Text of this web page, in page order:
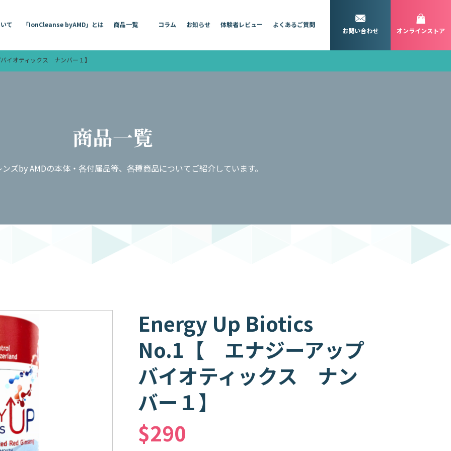
て 「IonCleanse byAMD」とは 商品一覧 コラム お知らせ 体験者レビュー よくあるご質問
お問い合わせ オンラインストア
イオティックス ナンバー１】
商品一覧
ズby AMDの本体・各付属品等、 各種商品についてご紹介しています。
Energy Up Biotics
No.1【 エナジーアップ
バイオティックス ナン
バー１】
$290